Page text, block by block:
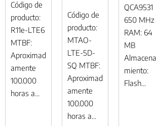
Código de
producto:
R11e-LTE6
MTBF:
Aproximad
amente
100.000
horas a...
Código de
producto:
MTAO-
LTE-5D-
SQ MTBF:
Aproximad
amente
100.000
horas a...
QCA9531
650 MHz
RAM: 64
MB
Almacena
miento:
Flash...